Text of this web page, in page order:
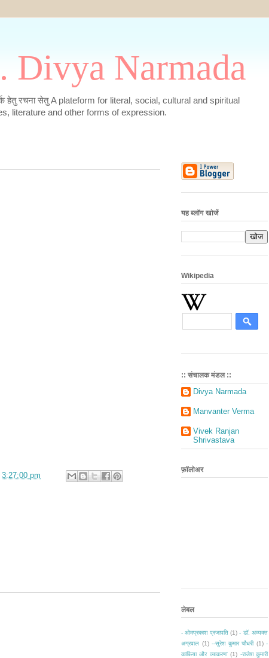
Divya Narmada
हेतु रचना सेतु A plateform for literal, social, cultural and spiritual
literature and other forms of expression.
3:27:00 pm
यह ब्लॉग खोजें
Wikipedia
:: संचालक मंडल ::
Divya Narmada
Manvanter Verma
Vivek Ranjan
Shrivastava
फ़ॉलोअर
लेबल
- ओमप्रकाश प्रजापति (1) - डॉ. अव्यक्त
अग्रवाल (1) --सुरेश कुमार चौधरी (1) -
काफ़िया और व्याकरण' (1) -राजेश कुमारी